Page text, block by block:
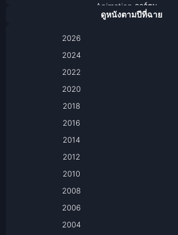
Animation การ์ตูน
Based on a True Story เรื่องจริง
Based on a True Story เรื่องจริง
ดูหนังตามปีที่ฉาย
2026
2024
2022
2020
2018
2016
2014
2012
2010
2008
2006
2004